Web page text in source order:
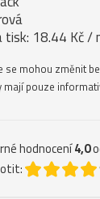
tisk: 18.44 Kč /
se mohou změnit
pouze
hodnocení4,0